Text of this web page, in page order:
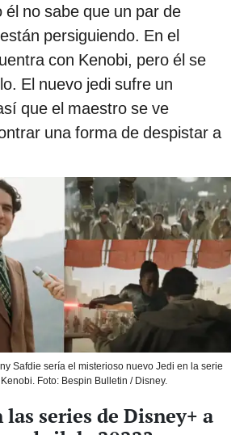
él no sabe que un par de
persiguiendo. En el
con Kenobi, pero él se
El nuevo jedi sufre un
que el maestro se ve
una forma de despistar a
Safdie sería el misterioso nuevo Jedi en la serie
Foto: Bespin Bulletin / Disney.
las series de Disney+ a